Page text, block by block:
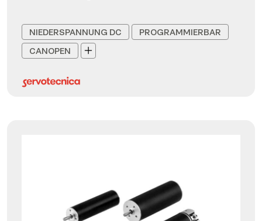
NIEDERSPANNUNG DC
PROGRAMMIERBAR
CANOPEN